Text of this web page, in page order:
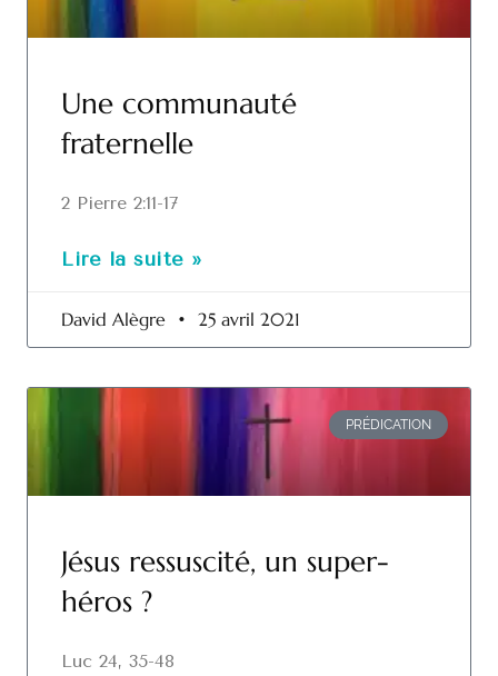
Une communauté
fraternelle
2 Pierre 2:11-17
Lire la suite »
David Alègre 25 avril 2021
PRÉDICATION
Jésus ressuscité, un super-
héros ?
Luc 24, 35-48